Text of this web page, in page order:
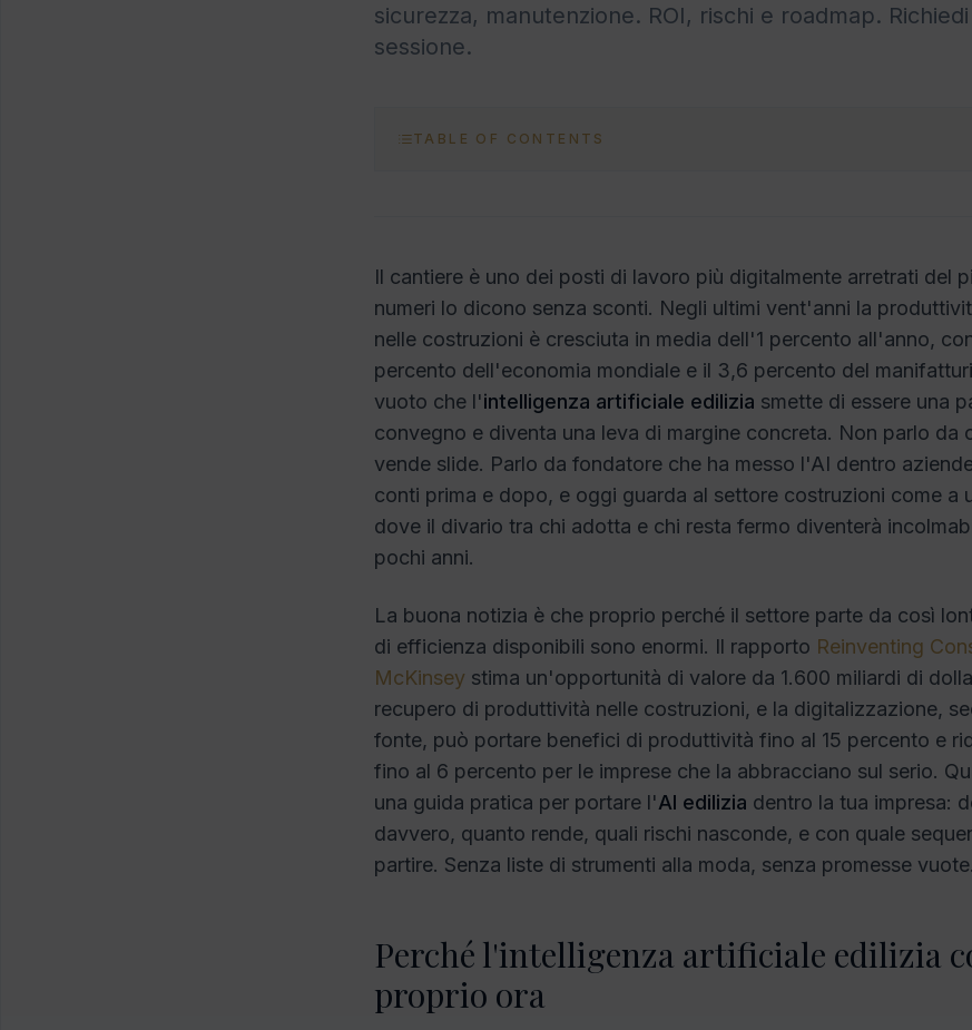
sicurezza, manutenzione. ROI, rischi e roadmap.
sessione.
TABLE OF CONTENTS
Il cantiere è uno dei posti di lavoro più digitalmente arretrati del
numeri lo dicono senza sconti. Negli ultimi vent'anni la
nelle costruzioni è cresciuta in media dell'1 percento all'anno,
percento dell'economia mondiale e il 3,6 percento del
vuoto che l'intelligenza artificiale edilizia smette di essere una
convegno e diventa una leva di margine concreta. Non parlo da
vende slide. Parlo da fondatore che ha messo l'AI dentro
conti prima e dopo, e oggi guarda al settore costruzioni come a
dove il divario tra chi adotta e chi resta fermo diventerà
pochi anni.
La buona notizia è che proprio perché il settore parte da così
di efficienza disponibili sono enormi. Il rapporto Reinventing
McKinsey stima un'opportunità di valore da 1.600 miliardi di
recupero di produttività nelle costruzioni, e la digitalizzazione,
fonte, può portare benefici di produttività fino al 15 percento e
fino al 6 percento per le imprese che la abbracciano sul serio.
una guida pratica per portare l'AI edilizia dentro la tua impresa:
davvero, quanto rende, quali rischi nasconde, e con quale
partire. Senza liste di strumenti alla moda, senza promesse vuote.
Perché l'intelligenza artificiale edilizia
proprio ora